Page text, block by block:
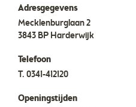
Adresgegevens
Mecklenburglaan 2
3843 BP Harderwijk
Telefoon
T. 0341-412120
Openingstijden